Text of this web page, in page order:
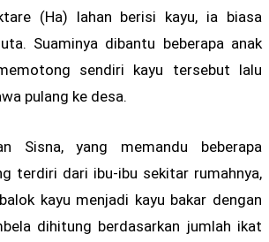
(Ha) lahan berisi kayu, ia biasa
Suaminya dibantu beberapa anak
sendiri kayu tersebut lalu
pulang ke desa.
Sisna, yang memandu beberapa
terdiri dari ibu-ibu sekitar rumahnya,
kayu menjadi kayu bakar dengan
dihitung berdasarkan jumlah ikat